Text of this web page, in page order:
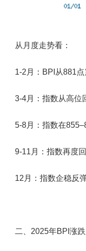
从月度走势看：
1-2 月 ：BPI从881
3-4月 ：指数从高
5-8月 ：指数在
9-11 月 ：指数再度
12 月 ：指数企稳反
二、 2025年BPI 涨